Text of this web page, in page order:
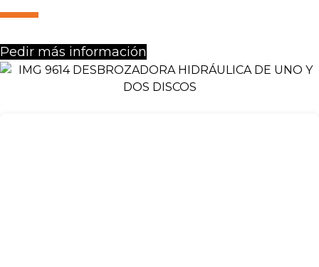
Pedir más información